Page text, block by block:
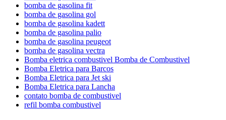
bomba de gasolina fit
bomba de gasolina gol
bomba de gasolina kadett
bomba de gasolina palio
bomba de gasolina peugeot
bomba de gasolina vectra
Bomba eletrica combustivel Bomba de Combustivel
Bomba Eletrica para Barcos
Bomba Eletrica para Jet ski
Bomba Eletrica para Lancha
contato bomba de combustivel
refil bomba combustivel